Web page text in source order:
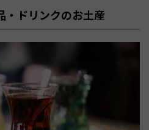
・ドリンクのお土産